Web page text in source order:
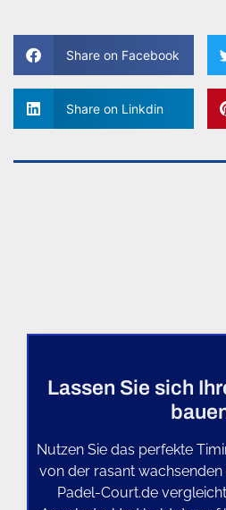
Share on Facebook
Share on Linkdin
Lassen Sie sich
Nutzen Sie das perfekte
von der rasant wachsenden
Padel-Court.de